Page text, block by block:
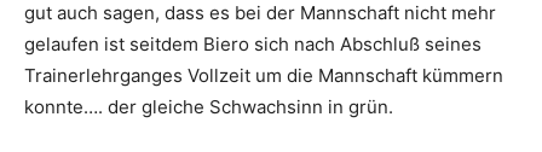
gut auch sagen, dass es bei der Mannschaft nicht mehr
gelaufen ist seitdem Biero sich nach Abschluß seines
Trainerlehrganges Vollzeit um die Mannschaft kümmern
konnte…. der gleiche Schwachsinn in grün.